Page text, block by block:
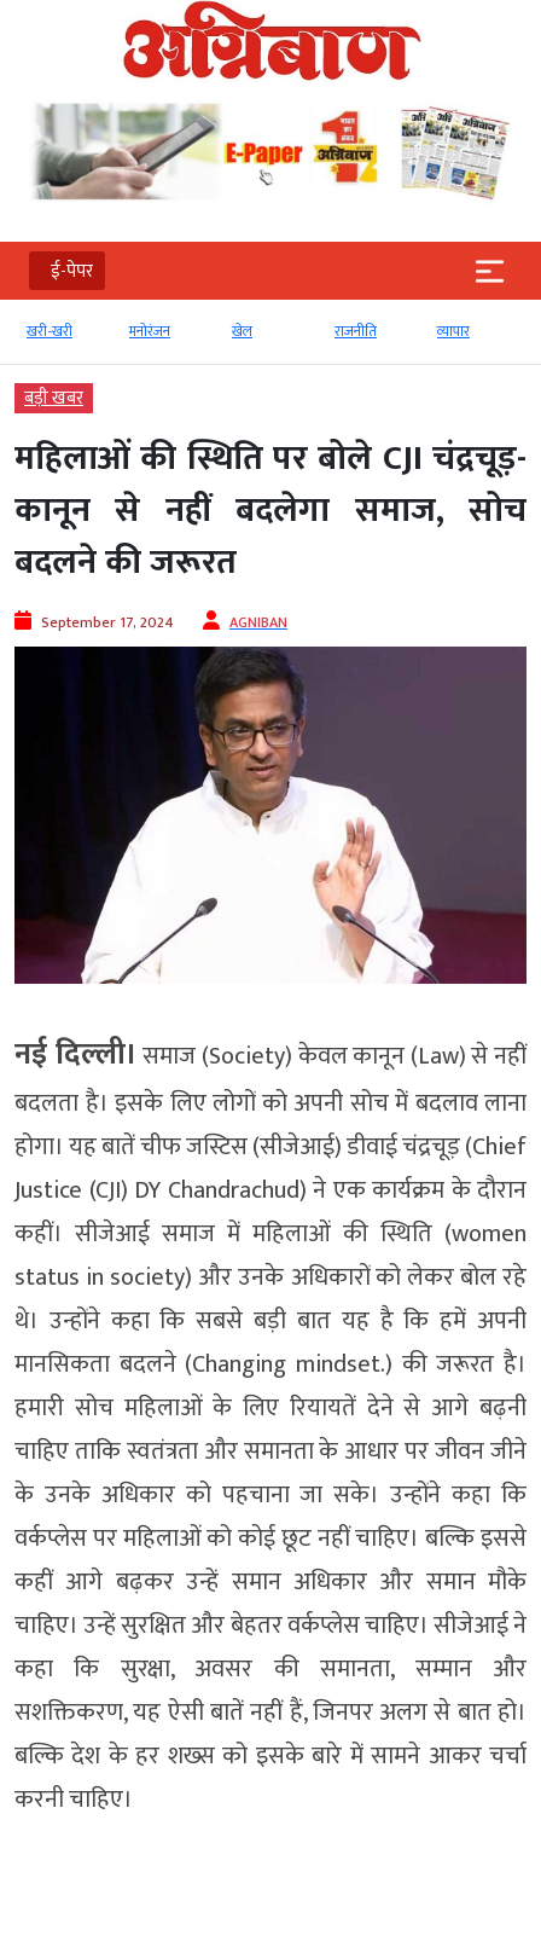
ई-पेपर
खरी-खरी मनोरंजन खेल राजनीति व्‍यापार
बड़ी खबर
महिलाओं की स्थिति पर बोले CJI चंद्रचूड़-
कानून से नहीं बदलेगा समाज, सोच
बदलने की जरूरत
September 17, 2024 AGNIBAN
नई दिल्ली। समाज (Society) केवल कानून (Law) से नहीं
बदलता है। इसके लिए लोगों को अपनी सोच में बदलाव लाना
होगा। यह बातें चीफ जस्टिस (सीजेआई) डीवाई चंद्रचूड़ (Chief
Justice (CJI) DY Chandrachud) ने एक कार्यक्रम के दौरान
कहीं। सीजेआई समाज में महिलाओं की स्थिति (women
status in society) और उनके अधिकारों को लेकर बोल रहे
थे। उन्होंने कहा कि सबसे बड़ी बात यह है कि हमें अपनी
मानसिकता बदलने (Changing mindset.) की जरूरत है।
हमारी सोच महिलाओं के लिए रियायतें देने से आगे बढ़नी
चाहिए ताकि स्वतंत्रता और समानता के आधार पर जीवन जीने
के उनके अधिकार को पहचाना जा सके। उन्होंने कहा कि
वर्कप्लेस पर महिलाओं को कोई छूट नहीं चाहिए। बल्कि इससे
कहीं आगे बढ़कर उन्हें समान अधिकार और समान मौके
चाहिए। उन्हें सुरक्षित और बेहतर वर्कप्लेस चाहिए। सीजेआई ने
कहा कि सुरक्षा, अवसर की समानता, सम्मान और
सशक्तिकरण, यह ऐसी बातें नहीं हैं, जिनपर अलग से बात हो।
बल्कि देश के हर शख्स को इसके बारे में सामने आकर चर्चा
करनी चाहिए।